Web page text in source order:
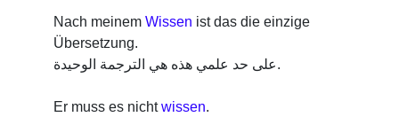
Nach meinem Wissen ist das die einzige
Übersetzung.
على حد علمي هذه هي الترجمة الوحيدة.
Er muss es nichtwissen.